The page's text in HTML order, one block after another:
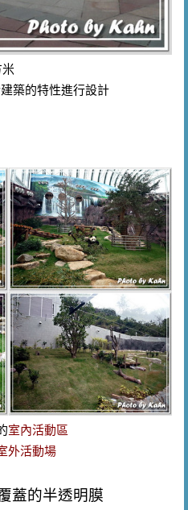
米
築的特性進行設計
室內活動區
外活動場
蓋的半透明膜